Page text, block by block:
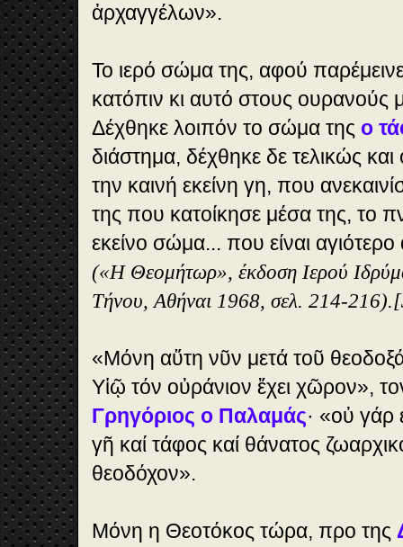
ἀρχαγγέλων».
Το ιερό σώμα της, αφού
κατόπιν κι αυτό στους ουρανούς
Δέχθηκε λοιπόν το σώμα της ο
διάστημα, δέχθηκε δε τελικώς
την καινή εκείνη γη, που
της που κατοίκησε μέσα της, το
εκείνο σώμα... που είναι
(«Η Θεομήτωρ», έκδοση Ιερού
Τήνου, Αθήναι 1968, σελ. 214-
«Μόνη αὕτη νῦν μετά τοῦ
Υἱῷ τόν οὐράνιον ἔχει χῶρον»,
Γρηγόριος ο Παλαμάς· «οὐ γάρ
γῆ καί τάφος καί θάνατος
θεοδόχον».
Μόνη η Θεοτόκος τώρα, προ της